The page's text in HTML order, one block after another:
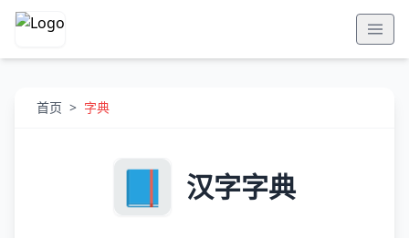
首页 > 字典
汉字字典